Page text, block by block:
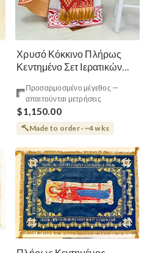
Χρυσό Κόκκινο Πλήρως
Κεντημένο Σετ Ιερατικών
Προσαρμοσμένο μέγεθος —
απαιτούνται μετρήσεις
$1,150.00
Made to order · ~4 wks